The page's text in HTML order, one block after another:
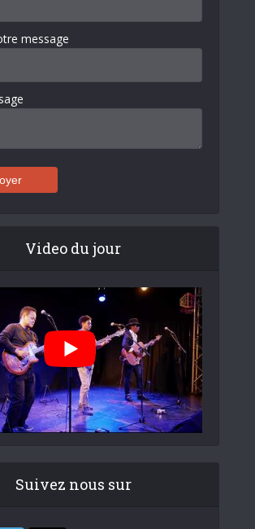
message
Video du jour
Suivez nous sur